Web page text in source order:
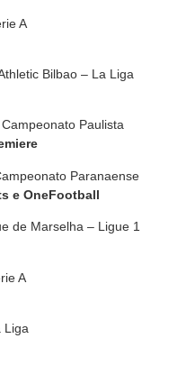
A
Bilbao – La Liga
Paulista
Paranaense
e OneFootball
de Marselha – Ligue 1
A
Liga